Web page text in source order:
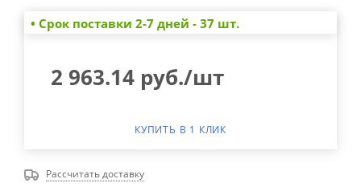
• Cрок поставки 2-7 дней - 37 шт.
2 963.14 руб./шт
КУПИТЬ В 1 КЛИК
Рассчитать доставку